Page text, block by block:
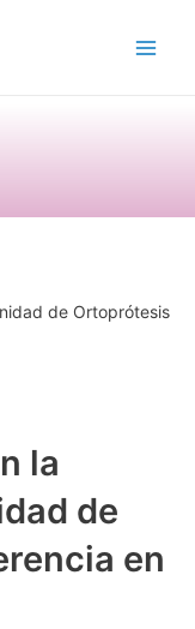
de Ortoprótesis
la
de
en